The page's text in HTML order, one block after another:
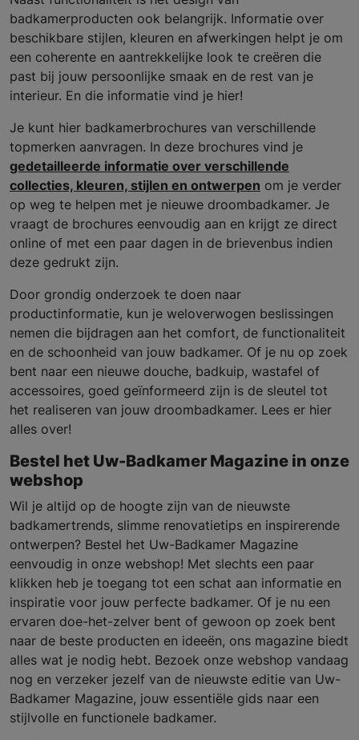
badkamerproducten ook belangrijk. Informatie over
beschikbare stijlen, kleuren en afwerkingen helpt je om
een coherente en aantrekkelijke look te creëren die
past bij jouw persoonlijke smaak en de rest van je
interieur. En die informatie vind je hier!
Je kunt hier badkamerbrochures van verschillende
topmerken aanvragen. In deze brochures vind je
gedetailleerde informatie over verschillende
collecties, kleuren, stijlen en ontwerpen om je verder
op weg te helpen met je nieuwe droombadkamer. Je
vraagt de brochures eenvoudig aan en krijgt ze direct
online of met een paar dagen in de brievenbus indien
deze gedrukt zijn.
Door grondig onderzoek te doen naar
productinformatie, kun je weloverwogen beslissingen
nemen die bijdragen aan het comfort, de functionaliteit
en de schoonheid van jouw badkamer. Of je nu op zoek
bent naar een nieuwe douche, badkuip, wastafel of
accessoires, goed geïnformeerd zijn is de sleutel tot
het realiseren van jouw droombadkamer. Lees er hier
alles over!
Bestel het Uw-Badkamer Magazine in onze
webshop
Wil je altijd op de hoogte zijn van de nieuwste
badkamertrends, slimme renovatietips en inspirerende
ontwerpen? Bestel het Uw-Badkamer Magazine
eenvoudig in onze webshop! Met slechts een paar
klikken heb je toegang tot een schat aan informatie en
inspiratie voor jouw perfecte badkamer. Of je nu een
ervaren doe-het-zelver bent of gewoon op zoek bent
naar de beste producten en ideeën, ons magazine biedt
alles wat je nodig hebt. Bezoek onze webshop vandaag
nog en verzeker jezelf van de nieuwste editie van Uw-
Badkamer Magazine, jouw essentiële gids naar een
stijlvolle en functionele badkamer.